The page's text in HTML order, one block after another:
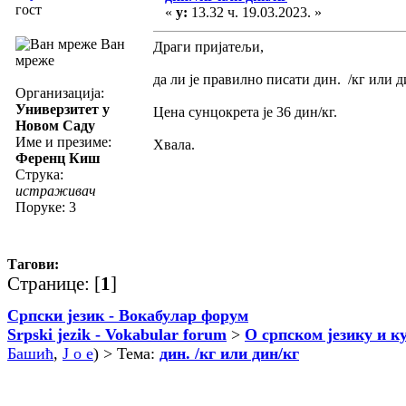
гост
Ван
мреже
Организација:
Универзитет у
Новом Саду
Име и презиме:
Ференц Киш
Струка:
истраживач
Поруке: 3
« у: 13.32 ч. 19.03.2023. »
Драги пријатељи,
да ли је правилно писати дин. /кг или
Цена сунцокрета је 36 дин/кг.
Хвала.
Тагови:
Странице: [1]
Српски језик - Вокабулар форум
Srpski jezik - Vokabular forum > О српском језику и
Башић, J o e) > Тема: дин. /кг или дин/кг